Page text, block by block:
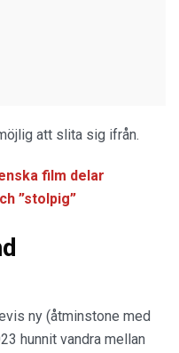
att slita sig ifrån.
film delar
”stolpig”
ny (åtminstone med
hunnit vandra mellan